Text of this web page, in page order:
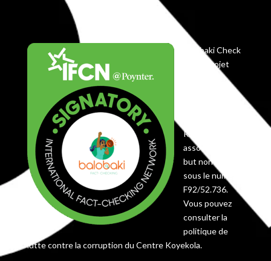
Balobaki Check
est le projet
éditorial du
RDC comme
association à
but non lucratif
sous le numéro
F92/52.736.
Vous pouvez
consulter la
politique de
lutte contre la corruption du Centre Koyekola.